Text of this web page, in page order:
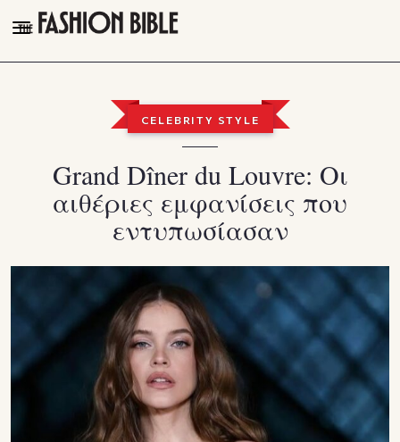
THE FASHION BIBLE
TALK OF THE TOWN
PLEASURES
FOLLOW
Facebook
Instagram
X(Twitter)
CELEBRITY STYLE
Grand Dîner du Louvre: Οι
αιθέριες εμφανίσεις που
εντυπωσίασαν